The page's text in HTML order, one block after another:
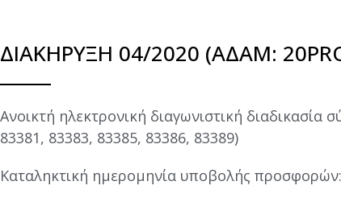
ΔΙΑΚΗΡΥΞΗ 04/2020 (ΑΔΑΜ:
Ανοικτή ηλεκτρονική διαγωνιστική
83381, 83383, 83385, 83386, 83389)
Καταληκτική ημερομηνία υποβολής